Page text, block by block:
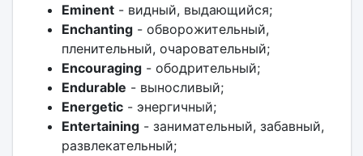
Eminent- видный, выдающийся;
Enchanting- обворожительный,
пленительный, очаровательный;
Encouraging- ободрительный;
Endurable - выносливый;
Energetic- энергичный;
Entertaining- занимательный, забавный,
развлекательный;